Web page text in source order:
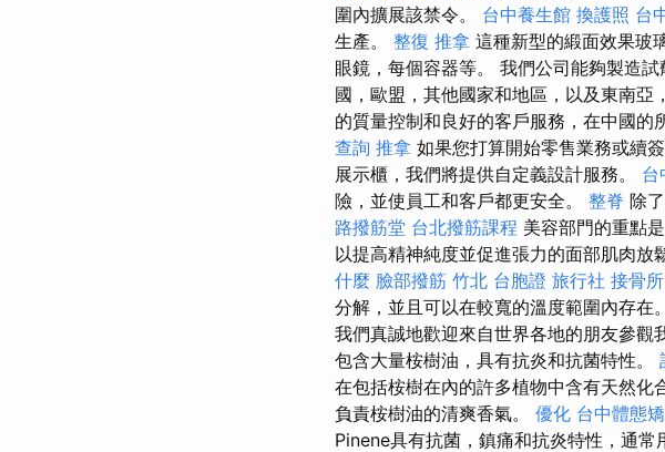
圍內擴展該禁令。 台中養生館 換護照 台
生產。 整復 推拿 這種新型的緞面效果玻
眼鏡，每個容器等。 我們公司能夠製造
國，歐盟，其他國家和地區，以及東南亞
的質量控制和良好的客戶服務，在中國的
查詢 推拿 如果您打算開始零售業務或續
展示櫃，我們將提供自定義設計服務。 台
險，並使員工和客戶都更安全。 整脊 除
路撥筋堂 台北撥筋課程 美容部門的重點
以提高精神純度並促進張力的面部肌肉放
什麼 臉部撥筋 竹北 台胞證 旅行社 接骨所
分解，並且可以在較寬的溫度範圍內存在。
我們真誠地歡迎來自世界各地的朋友參
包含大量桉樹油，具有抗炎和抗菌特性。
在包括桉樹在內的許多植物中含有天然化
負責桉樹油的清爽香氣。 優化 台中體態
Pinene具有抗菌，鎮痛和抗炎特性，通